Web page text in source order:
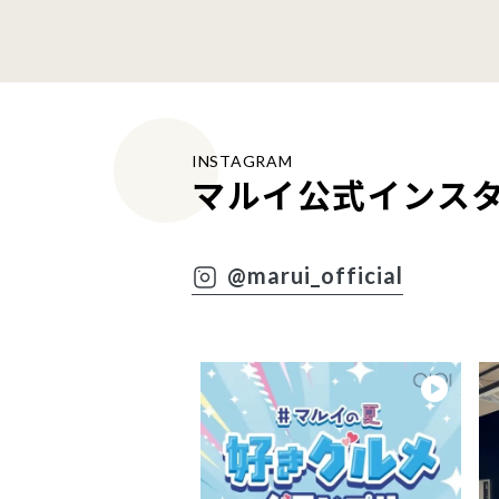
INSTAGRAM
マルイ公式インス
@marui_official